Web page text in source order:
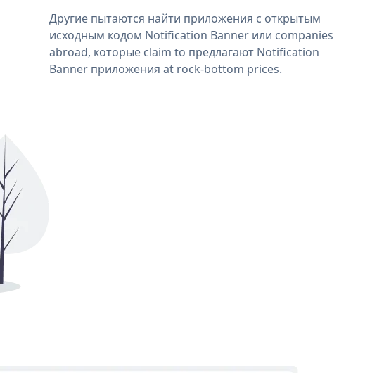
Другие пытаются найти приложения с открытым
исходным кодом Notification Banner или companies
abroad, которые claim to предлагают Notification
Banner приложения at rock-bottom prices.